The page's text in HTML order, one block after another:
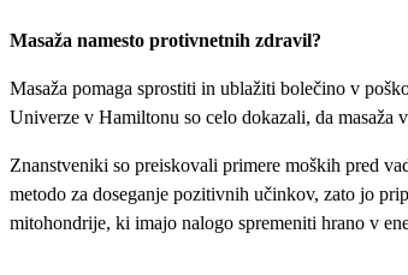
Masaža namesto protivnetnih zdravil?
Masaža pomaga sprostiti in ublažiti bolečino v
Univerze v Hamiltonu so celo dokazali, da masaža
Znanstveniki so preiskovali primere moških pred
metodo za doseganje pozitivnih učinkov, zato jo
mitohondrije, ki imajo nalogo spremeniti hrano v